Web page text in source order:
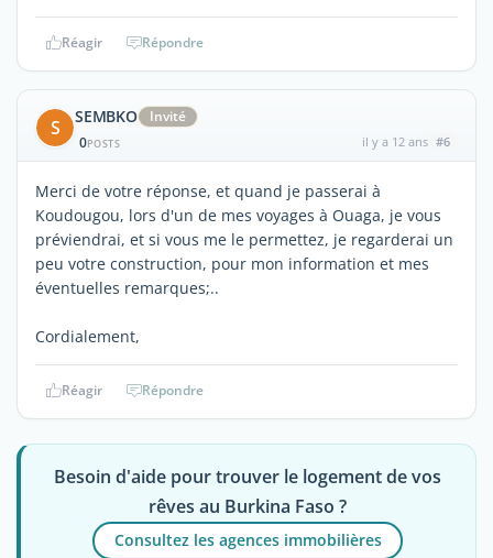
Réagir Répondre
S SEMBKO
Invité
0POSTS il y a 12 ans #6
Merci de votre réponse, et quand je passerai à
Koudougou, lors d'un de mes voyages à Ouaga, je vous
préviendrai, et si vous me le permettez, je regarderai un
peu votre construction, pour mon information et mes
éventuelles remarques;..
Cordialement,
Réagir Répondre
Besoin d'aide pour trouver le logement de vos
rêves au Burkina Faso ?
Consultez les agences immobilières